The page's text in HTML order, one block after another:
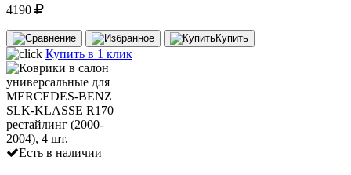
4190
Купить
Купить в 1 клик
Есть в наличии